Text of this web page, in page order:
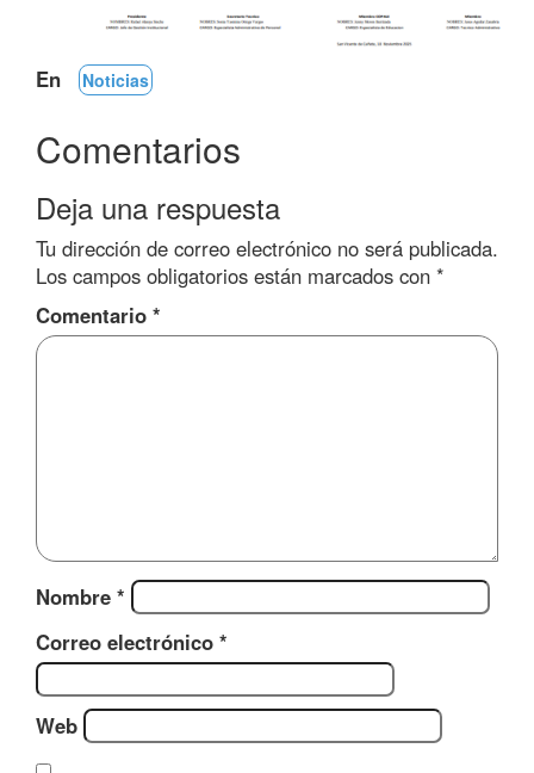
En Noticias
Comentarios
Deja una respuesta
Tu dirección de correo electrónico no será publicada.
Los campos obligatorios están marcados con *
Comentario *
Nombre *
Correo electrónico *
Web